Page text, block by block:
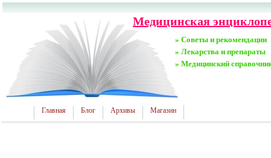
Медицинская
» Советы и рекомендации
» Лекарства и препараты
» Медицинский
Главная Блог Архивы Магазин